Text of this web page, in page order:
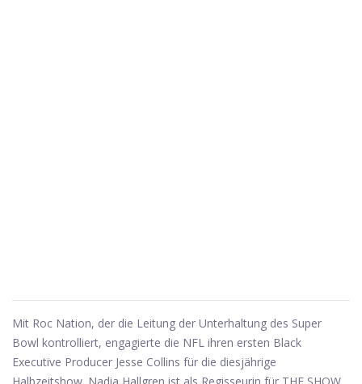
Mit Roc Nation, der die Leitung der Unterhaltung des Super
Bowl kontrolliert, engagierte die NFL ihren ersten Black
Executive Producer Jesse Collins für die diesjährige